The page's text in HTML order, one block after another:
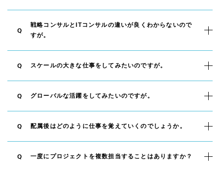
Q
戦略コンサルとITコンサルの違いが良くわからないので
すが。
Q スケールの大きな仕事をしてみたいのですが。
Q グローバルな活躍をしてみたいのですが。
Q 配属後はどのように仕事を覚えていくのでしょうか。
Q 一度にプロジェクトを複数担当することはありますか？